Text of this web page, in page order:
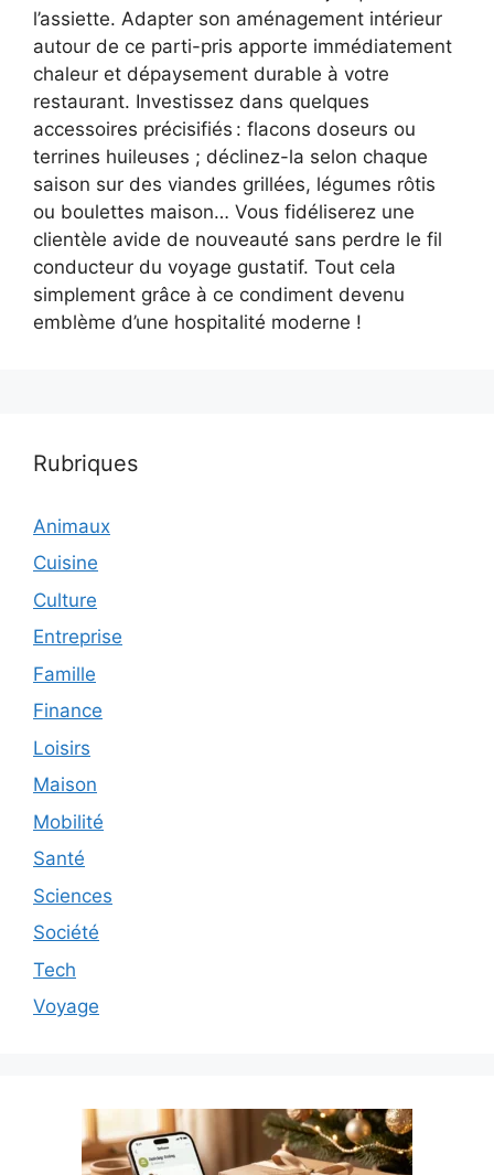
l’assiette. Adapter son aménagement intérieur
autour de ce parti-pris apporte immédiatement
chaleur et dépaysement durable à votre
restaurant. Investissez dans quelques
accessoires précisifiés : flacons doseurs ou
terrines huileuses ; déclinez-la selon chaque
saison sur des viandes grillées, légumes rôtis
ou boulettes maison… Vous fidéliserez une
clientèle avide de nouveauté sans perdre le fil
conducteur du voyage gustatif. Tout cela
simplement grâce à ce condiment devenu
emblème d’une hospitalité moderne !
Rubriques
Animaux
Cuisine
Culture
Entreprise
Famille
Finance
Loisirs
Maison
Mobilité
Santé
Sciences
Société
Tech
Voyage